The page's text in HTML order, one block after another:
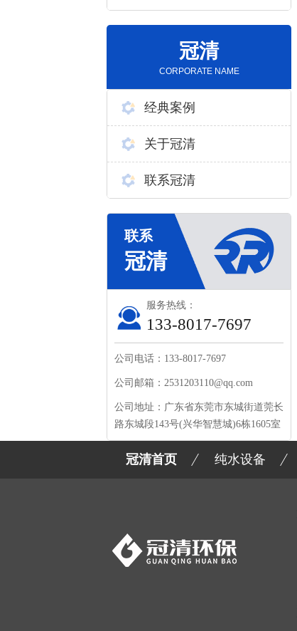
冠清
CORPORATE NAME
经典案例
关于冠清
联系冠清
服务热线：
133-8017-7697
公司电话：133-8017-7697
公司邮箱：2531203110@qq.com
公司地址：广东省东莞市东城街道莞长
路东城段143号(兴华智慧城)6栋1605室
冠清首页 纯水设备